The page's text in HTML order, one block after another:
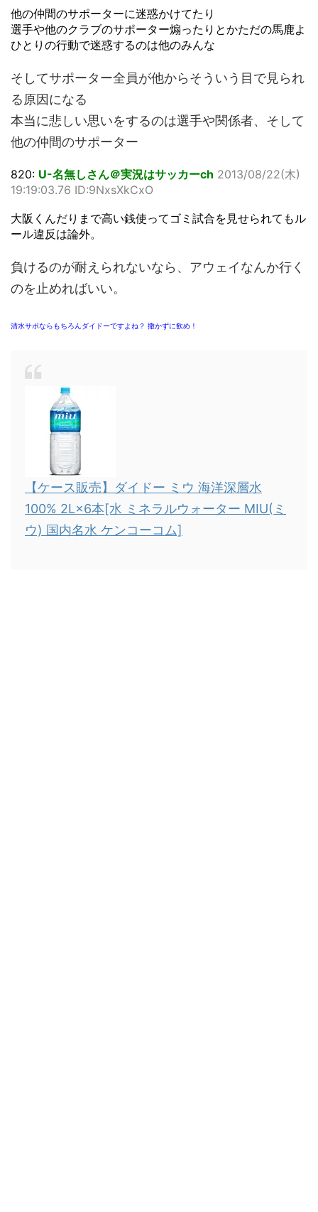
他の仲間のサポーターに迷惑かけてたり
選手や他のクラブのサポーター煽ったりとかただの馬鹿よ
ひとりの行動で迷惑するのは他のみんな
そしてサポーター全員が他からそういう目で見られ
る原因になる
本当に悲しい思いをするのは選手や関係者、そして
他の仲間のサポーター
820: U-名無しさん＠実況はサッカーch 2013/08/22(木)
19:19:03.76 ID:9NxsXkCxO
大阪くんだりまで高い銭使ってゴミ試合を見せられてもル
ール違反は論外。
負けるのが耐えられないなら、アウェイなんか行く
のを止めればいい。
清水サポならもちろんダイドーですよね？ 撒かずに飲め！
【ケース販売】ダイドー ミウ 海洋深層水
100% 2L×6本[水 ミネラルウォーター MIU(ミ
ウ) 国内名水 ケンコーコム]